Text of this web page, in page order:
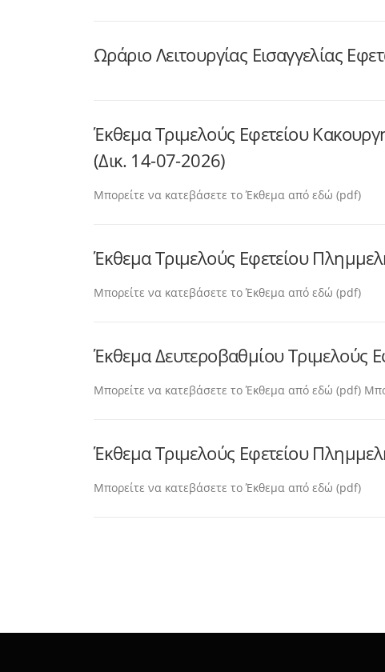
Ωράριο Λειτουργίας Εισαγγελίας
Έκθεμα Τριμελούς Εφετείου
(Δικ. 14-07-2026)
Μπορείτε να κατεβάσετε το Έκθεμα από εδώ (pdf)
Έκθεμα Τριμελούς Εφετείου
Μπορείτε να κατεβάσετε το Έκθεμα από εδώ (pdf)
Έκθεμα Δευτεροβαθμίου Τριμελούς
Μπορείτε να κατεβάσετε το Έκθεμα από εδώ (pdf)
Έκθεμα Τριμελούς Εφετείου
Μπορείτε να κατεβάσετε το Έκθεμα από εδώ (pdf)